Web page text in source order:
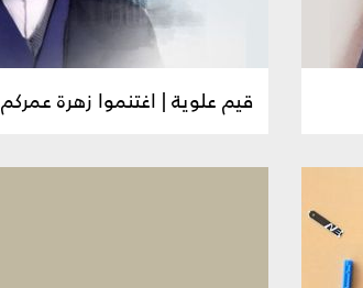
قيم علوية | اغتنموا زهرة عمركم